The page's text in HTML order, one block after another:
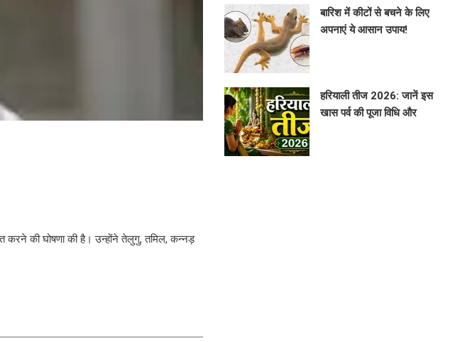
करने की घोषणा की है। उन्होंने तेलुगु, तमिल, कन्नड़
बारिश में कीटों से बचने के लिए
अपनाएं ये आसान उपाय!
हरियाली तीज 2026: जानें इस
खास पर्व की पूजा विधि और